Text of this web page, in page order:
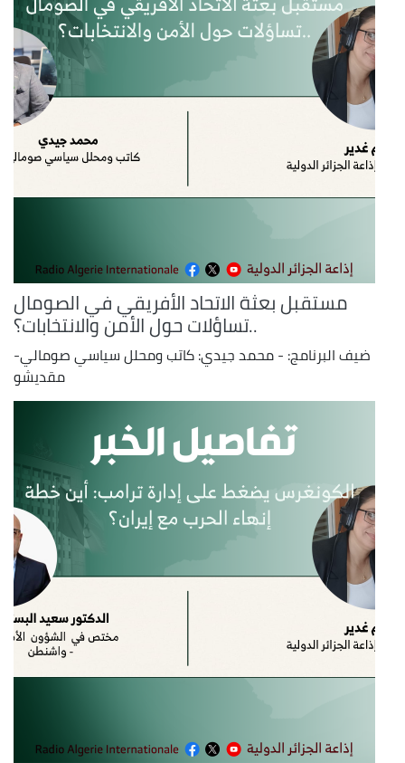
مستقبل بعثة الاتحاد الأفريقي في الصومال
..تساؤلات حول الأمن والانتخابات؟
ضيف البرنامج: - محمد جيدي: كاتب ومحلل سياسي صومالي-
مقديشو